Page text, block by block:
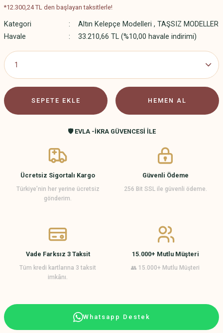
*12.300,24 TL den başlayan taksitlerle!
Kategori Altın Kelepçe Modelleri , TAŞSIZ MODELLER
Havale
33.210,66 TL (%10,00 havale indirimi)
SEPETE EKLE HEMEN AL
🛡️ EVLA -İKRA GÜVENCESİ İLE
Ücretsiz Sigortalı Kargo
Türkiye’nin her yerine ücretsiz
gönderim.
Güvenli Ödeme
256 Bit SSL ile güvenli ödeme.
Vade Farksız 3 Taksit
Tüm kredi kartlarına 3 taksit
imkânı.
15.000+ Mutlu Müşteri
👥 15.000+ Mutlu Müşteri
Whatsapp Destek